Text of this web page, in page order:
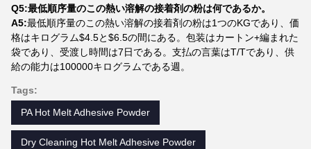
Q5:最低順序量のこの熱い溶解の接着剤の粉は何であるか。
A5:最低順序量のこの熱い溶解の接着剤の粉は1つのKGであり、価
格はキログラム$4.5と$6.5の間にある。包装はカートン+編まれた
袋であり、受渡し時間は7日である。支払の言葉はT/Tであり、供
給の能力は100000キログラムである週。
Tags:
PA Hot Melt Adhesive Powder
Dry Cleaning Hot Melt Adhesive Powder